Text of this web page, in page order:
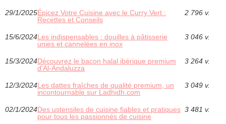
29/1/2025Épicez Votre Cuisine avec le Curry Vert :
Recettes et Conseils
2 796 v.
15/6/2024Les indispensables : douilles à pâtisserie
unies et cannelées en inox
3 046 v.
15/3/2024Découvrez le bacon halal ibérique premium
d'Al-Andaluzza
3 264 v.
12/3/2024Les dattes fraîches de qualité premium, un
incontournable sur Ladhidh.com
3 049 v.
02/1/2024Des ustensiles de cuisine fiables et pratiques
pour tous les passionnés de cuisine
3 481 v.